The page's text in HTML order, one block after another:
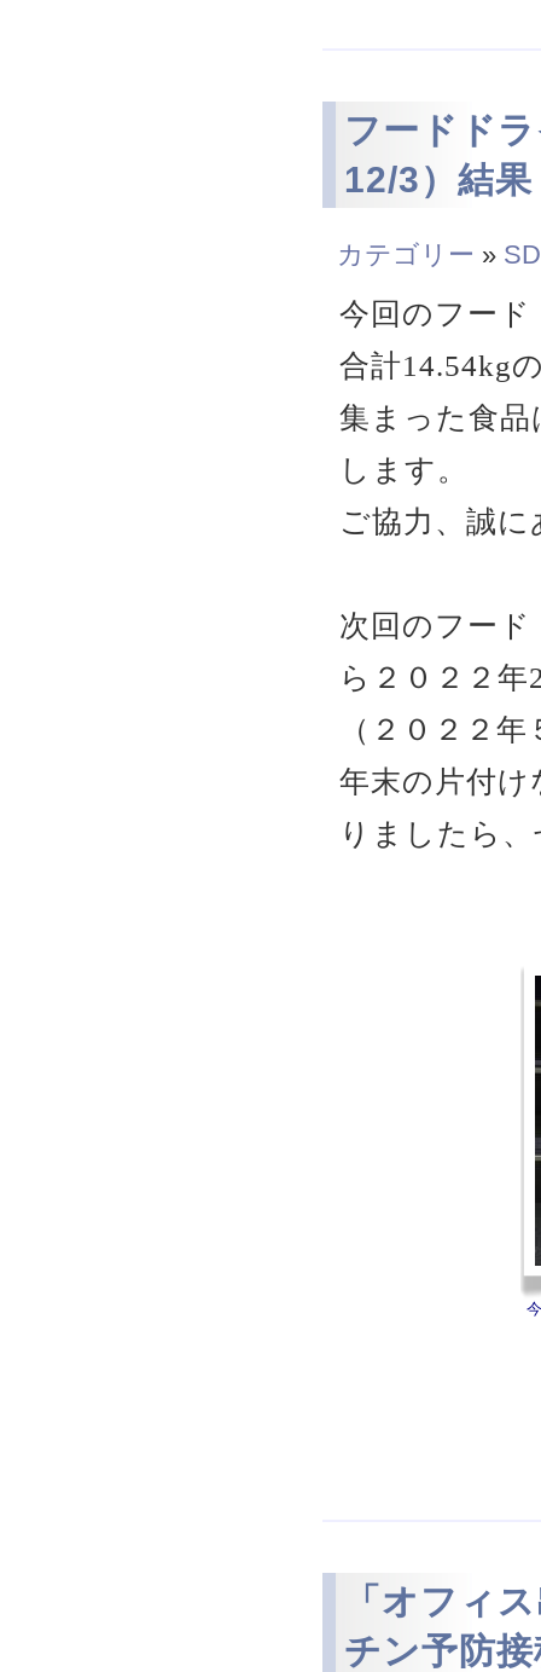
フードド
12/3）結果
カテゴリー »
今回のフー
合計14.54kg
集まった食
します。
ご協力、誠
次回のフー
ら２０２２
（２０２２
年末の片付
りましたら
「オフィ
チン予防